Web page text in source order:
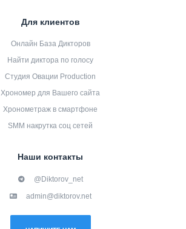
Для клиентов
Онлайн База Дикторов
Найти диктора по голосу
Студия Овации Production
Хрономер для Вашего сайта
Хронометраж в смартфоне
SMM накрутка соц сетей
Наши контакты
@Diktorov_net
admin@diktorov.net